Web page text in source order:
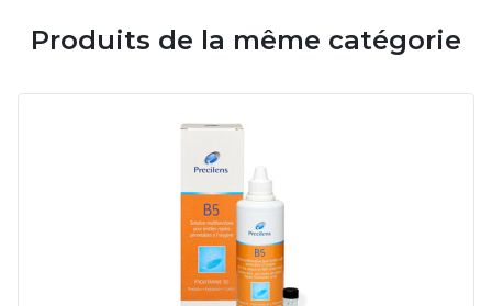
Produits de la même catégorie